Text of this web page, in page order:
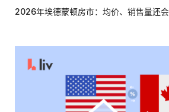
2026年埃德蒙顿房市：均价、销售量还会